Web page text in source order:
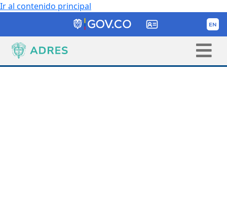
Ir al contenido principal